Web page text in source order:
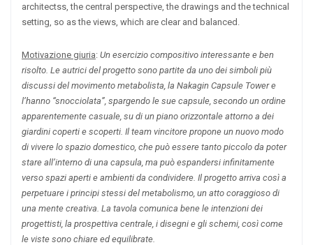
architectss, the central perspective, the drawings and the technical
setting, so as the views, which are clear and balanced.
Motivazione giuria: Un esercizio compositivo interessante e ben
risolto. Le autrici del progetto sono partite da uno dei simboli più
discussi del movimento metabolista, la Nakagin Capsule Tower e
l’hanno “snocciolata”, spargendo le sue capsule, secondo un ordine
apparentemente casuale, su di un piano orizzontale attorno a dei
giardini coperti e scoperti. Il team vincitore propone un nuovo modo
di vivere lo spazio domestico, che può essere tanto piccolo da poter
stare all’interno di una capsula, ma può espandersi infinitamente
verso spazi aperti e ambienti da condividere. Il progetto arriva così a
perpetuare i principi stessi del metabolismo, un atto coraggioso di
una mente creativa. La tavola comunica bene le intenzioni dei
progettisti, la prospettiva centrale, i disegni e gli schemi, così come
le viste sono chiare ed equilibrate.